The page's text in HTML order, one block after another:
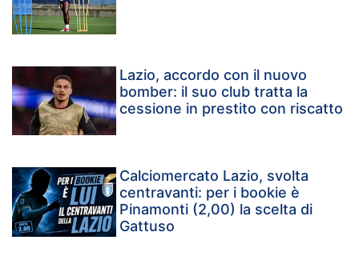
Lazio, accordo con il nuovo
bomber: il suo club tratta la
cessione in prestito con riscatto
Calciomercato Lazio, svolta
centravanti: per i bookie è
Pinamonti (2,00) la scelta di
Gattuso